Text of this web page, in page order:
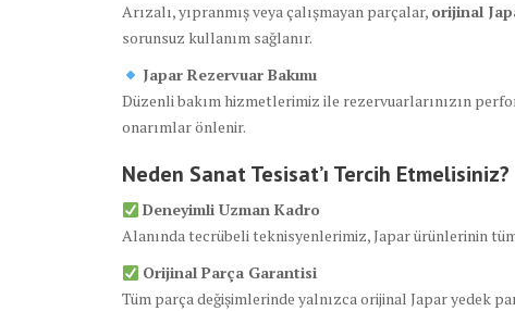
Arızalı, yıpranmış veya çalışmayan parçalar, orijinal
sorunsuz kullanım sağlanır.
Japar Rezervuar Bakımı
Düzenli bakım hizmetlerimiz ile rezervuarlarınızın
onarımlar önlenir.
Neden Sanat Tesisat’ı Tercih Etmelisiniz?
Deneyimli Uzman Kadro
Alanında tecrübeli teknisyenlerimiz, Japar ürünlerinin
Orijinal Parça Garantisi
Tüm parça değişimlerinde yalnızca orijinal Japar yedek